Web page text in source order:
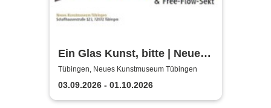
Ein Glas Kunst, bitte | Neues
Kunstmuseum Tübingen
Tübingen, Neues Kunstmuseum Tübingen
03.09.2026 - 01.10.2026